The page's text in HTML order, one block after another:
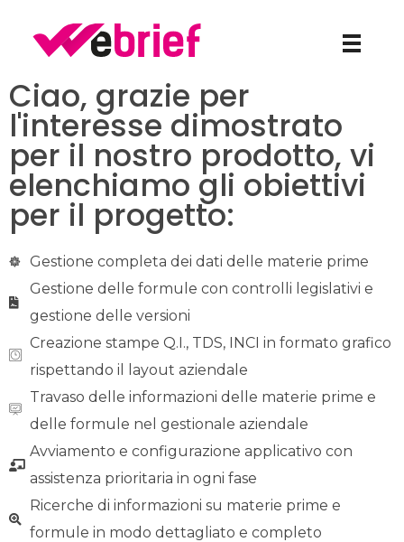
Ciao, grazie per
l'interesse dimostrato
per il nostro prodotto, vi
elenchiamo gli obiettivi
per il progetto:
Gestione completa dei dati delle materie prime
Gestione delle formule con controlli legislativi e
gestione delle versioni
Creazione stampe Q.I., TDS, INCI in formato grafico
rispettando il layout aziendale
Travaso delle informazioni delle materie prime e
delle formule nel gestionale aziendale
Avviamento e configurazione applicativo con
assistenza prioritaria in ogni fase
Ricerche di informazioni su materie prime e
formule in modo dettagliato e completo